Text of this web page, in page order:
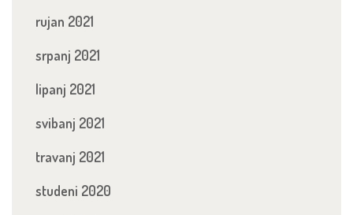
rujan 2021
srpanj 2021
lipanj 2021
svibanj 2021
travanj 2021
studeni 2020